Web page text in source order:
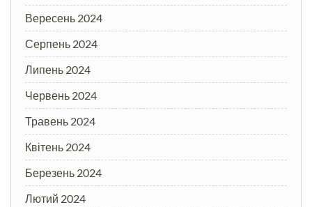
Вересень 2024
Серпень 2024
Липень 2024
Червень 2024
Травень 2024
Квітень 2024
Березень 2024
Лютий 2024